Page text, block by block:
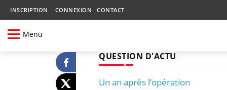
INSCRIPTION CONNEXION CONTACT
Menu
QUESTION D'ACTU
Un an après l’opération